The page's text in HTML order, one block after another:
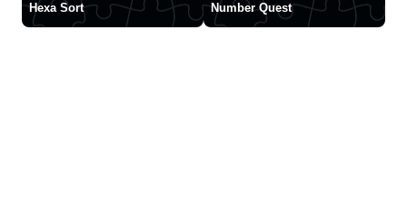
Hexa Sort Number Quest